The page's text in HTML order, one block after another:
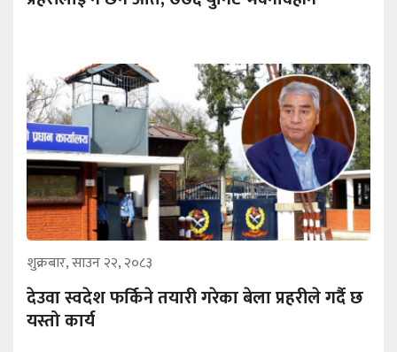
शुक्रबार, साउन २२, २०८३
देउवा स्वदेश फर्किने तयारी गरेका बेला प्रहरीले गर्दै छ
यस्तो कार्य